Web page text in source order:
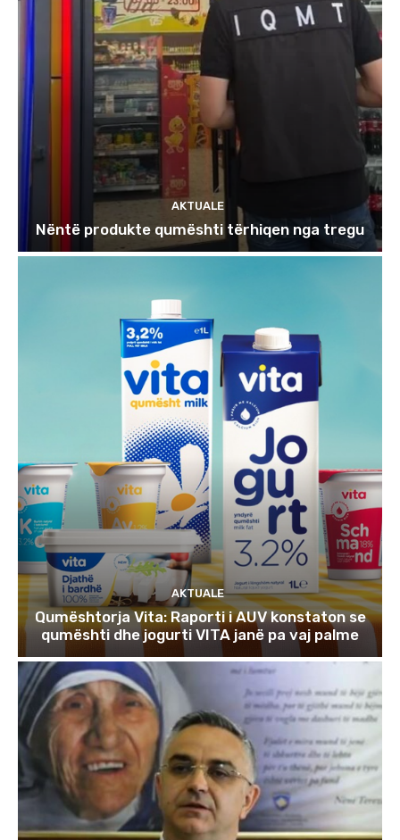
AKTUALE
Nëntë produkte qumështi tërhiqen nga tregu
AKTUALE
Qumështorja Vita: Raporti i AUV konstaton se
qumështi dhe jogurti VITA janë pa vaj palme